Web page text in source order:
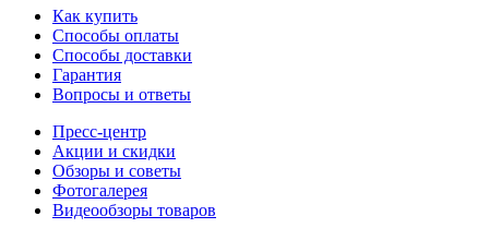
Как купить
Способы оплаты
Способы доставки
Гарантия
Вопросы и ответы
Пресс-центр
Акции и скидки
Обзоры и советы
Фотогалерея
Видеообзоры товаров